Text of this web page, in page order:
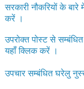
सरकारी नौकरियों के
करें ।
उपरोक्त पोस्ट से
यहाँ क्लिक करें ।
उपचार सम्बंधित घरेलु